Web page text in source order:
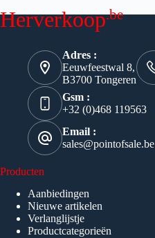
Herverkoop.be
Adres :
Eeuwfeestwal 8,
B3700 Tongeren
Gsm :
+32 (0)468 119563
Email :
sales@pointofsale.be
Producten
Aanbiedingen
Nieuwe artikelen
Verlanglijstje
Productcategorieën